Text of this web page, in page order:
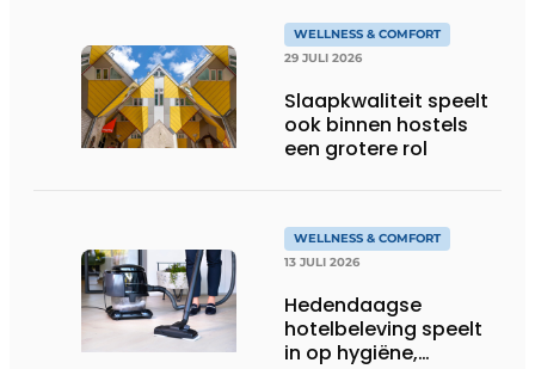
WELLNESS & COMFORT
29 JULI 2026
Slaapkwaliteit speelt
ook binnen hostels
een grotere rol
WELLNESS & COMFORT
13 JULI 2026
Hedendaagse
hotelbeleving speelt
in op hygiëne,